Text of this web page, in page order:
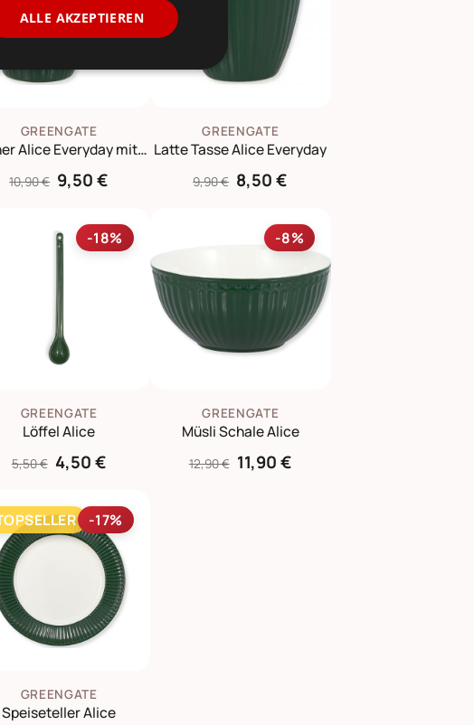
GREENGATE
Becher Alice Everyday mit Henkel
10,90 € 9,50 €
GREENGATE
Latte Tasse Alice Everyday
9,90 € 8,50 €
-18%
GREENGATE
Löffel Alice
5,50 € 4,50 €
-8%
GREENGATE
Müsli Schale Alice
12,90 € 11,90 €
-17%
GREENGATE
Speiseteller Alice
ALLE AKZEPTIEREN